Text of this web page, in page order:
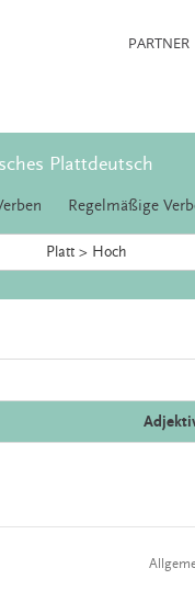
PARTNER
Plattdeutsch
Regelmäßige
Platt > Hoch